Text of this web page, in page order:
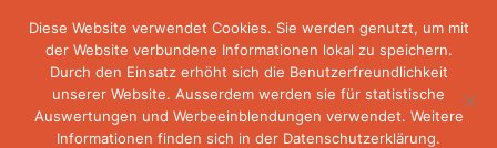
Diese Website verwendet Cookies. Sie werden genutzt, um mit
der Website verbundene Informationen lokal zu speichern.
Durch den Einsatz erhöht sich die Benutzerfreundlichkeit
unserer Website. Ausserdem werden sie für statistische
Auswertungen und Werbeeinblendungen verwendet. Weitere
Informationen finden sich in der Datenschutzerklärung.